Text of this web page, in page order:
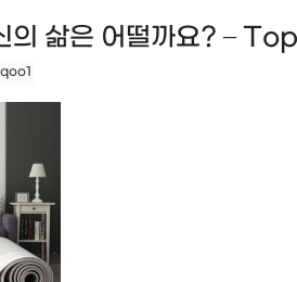
의 삶은 어떨까요? –